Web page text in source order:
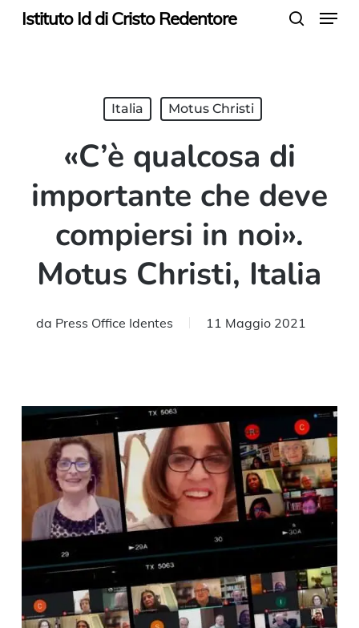
SkipIstituto Id di Cristo Redentore Menu
Italia Motus Christi
«C’è qualcosa di
importante che deve
compiersi in noi».
Motus Christi, Italia
da Press Office Identes 11 Maggio 2021